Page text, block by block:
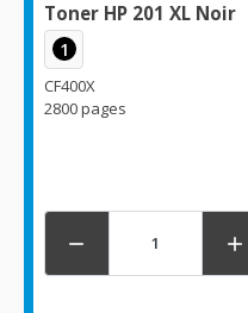
Toner HP 201 XL Noir
1
CF400X
2800 pages
 